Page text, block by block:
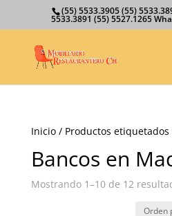
(55) 5533.3905 (55)
5533.3891 (55) 5527.1265
Inicio/ Productos etiquetados
Bancos en
Mostrando 1–10 de 12